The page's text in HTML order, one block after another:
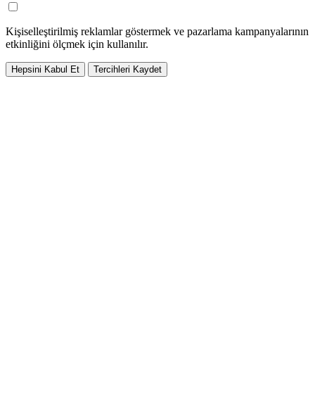
Kişiselleştirilmiş reklamlar göstermek ve pazarlama kampanyalarının
etkinliğini ölçmek için kullanılır.
Hepsini Kabul Et Tercihleri Kaydet